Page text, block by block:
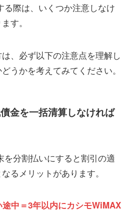
る際は、いくつか注意しなけ
す。
、必ず以下の注意点を理解し
うかを考えてみてください。
金を一括清算しなければ
を分割払いにすると割引の適
るメリットがあります。
中＝3年以内にカシモWiMAX